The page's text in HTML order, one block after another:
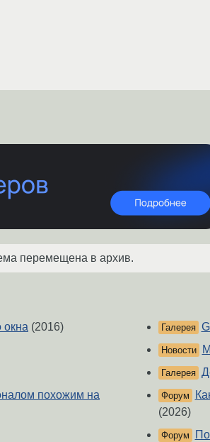
перемещена в архив.
окна (2016)
похожим на
Галерея
Новости
Галерея
Форум
(2026)
Форум